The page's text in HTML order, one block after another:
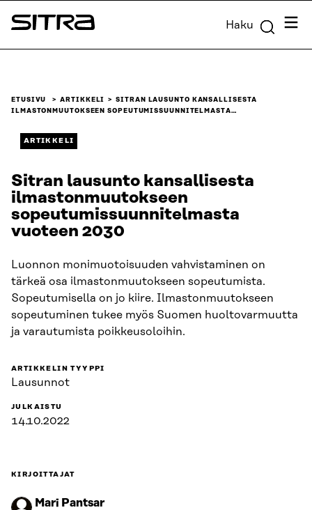
Siirry
suoraan
Sitra Haku
ETUSIVU ARTIKKELI
SITRAN LAUSUNTO KANSALLISESTA
ILMASTONMUUTOKSEEN SOPEUTUMISSUUNNITELMASTA…
ARTIKKELI
Sitran lausunto kansallisesta
ilmastonmuutokseen
sopeutumissuunnitelmasta
vuoteen 2030
Luonnon monimuotoisuuden vahvistaminen on
tärkeä osa ilmastonmuutokseen sopeutumista.
Sopeutumisella on jo kiire. Ilmastonmuutokseen
sopeutuminen tukee myös Suomen huoltovarmuutta
ja varautumista poikkeusoloihin.
ARTIKKELIN TYYPPI
Lausunnot
JULKAISTU
14.10.2022
KIRJOITTAJAT
Mari Pantsar